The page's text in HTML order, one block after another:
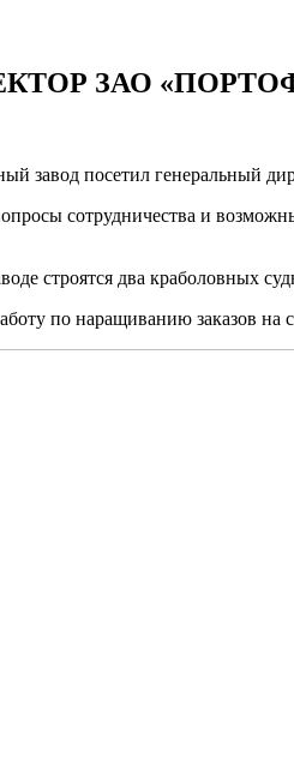
ЗАО
завод посетил генеральный
сотрудничества и
строятся два краболовных
по наращиванию заказов на